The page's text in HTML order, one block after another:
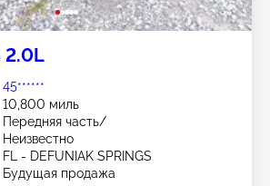
2.0L
45******
10,800 миль
Передняя часть/
Неизвестно
FL - DEFUNIAK SPRINGS
Будущая продажа